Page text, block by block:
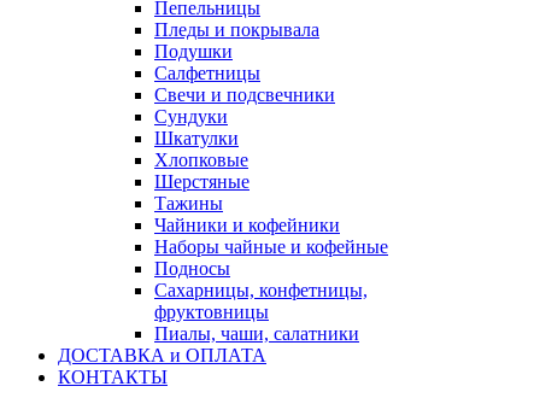
Пепельницы
Пледы и покрывала
Подушки
Салфетницы
Свечи и подсвечники
Сундуки
Шкатулки
Хлопковые
Шерстяные
Тажины
Чайники и кофейники
Наборы чайные и кофейные
Подносы
Сахарницы, конфетницы,
фруктовницы
Пиалы, чаши, салатники
ДОСТАВКА и ОПЛАТА
КОНТАКТЫ